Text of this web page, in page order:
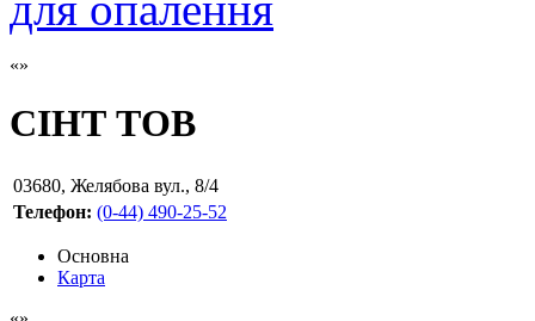
СІНТ ТОВ
03680, Желябова вул., 8/4
Телефон: (0-44) 490-25-52
Основна
Карта